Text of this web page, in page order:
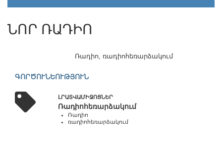
ԲԱՑ
Է
օր
շուրջօրյա
ՆՈՐ ՌԱԴԻՈ
Ռադիո, ռադիոհեռարձակում
ԳՈՐԾՈՒՆԵՈՒԹՅՈՒՆ
ԼՐԱՏՎԱՄԻՋՈՑՆԵՐ
Ռադիոհեռարձակում
Ռադիո
ռադիոհեռարձակում